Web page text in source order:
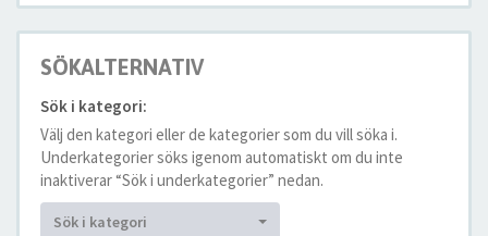
SÖKALTERNATIV
Sök i kategori:
Välj den kategori eller de kategorier som du vill söka i.
Underkategorier söks igenom automatiskt om du inte
inaktiverar “Sök i underkategorier” nedan.
Sök i kategori